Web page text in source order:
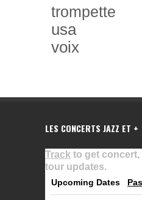
trompette
usa
voix
LES CONCERTS JAZZ ET +
Track to get concert,
tour updates.
Upcoming Dates